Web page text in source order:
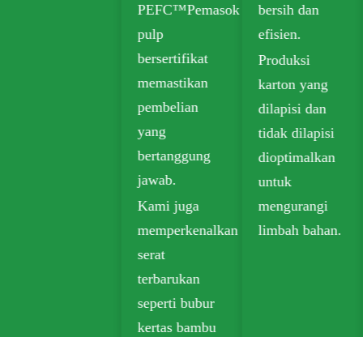
PEFC™Pemasok
pulp
bersertifikat
memastikan
pembelian
yang
bertanggung
jawab.
Kami juga
memperkenalkan
serat
terbarukan
seperti bubur
kertas bambu
bersih dan
efisien.
Produksi
karton yang
dilapisi dan
tidak dilapisi
dioptimalkan
untuk
mengurangi
limbah bahan.